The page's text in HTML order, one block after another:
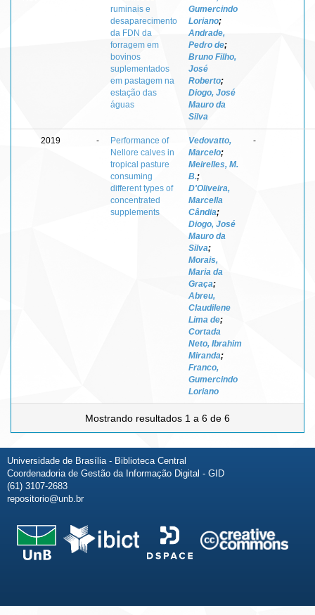
ruminais e
desaparecimento
da FDN da
forragem em
bovinos
suplementados
em pastagem na
estação das
águas
Gumercindo
Loriano;
Andrade,
Pedro de;
Bruno Filho,
José
Roberto;
Diogo, José
Mauro da
Silva
2019 -
Performance of
Nellore calves in
tropical pasture
consuming
different types of
concentrated
supplements
Vedovatto,
Marcelo;
Meirelles, M.
B.;
D'Oliveira,
Marcella
Cândia;
Diogo, José
Mauro da
Silva;
Morais,
Maria da
Graça;
Abreu,
Claudilene
Lima de;
Cortada
Neto, Ibrahim
Miranda;
Franco,
Gumercindo
Loriano
-
Mostrando resultados 1 a 6 de 6
Universidade de Brasília - Biblioteca Central
Coordenadoria de Gestão da Informação Digital - GID
(61) 3107-2683
repositorio@unb.br